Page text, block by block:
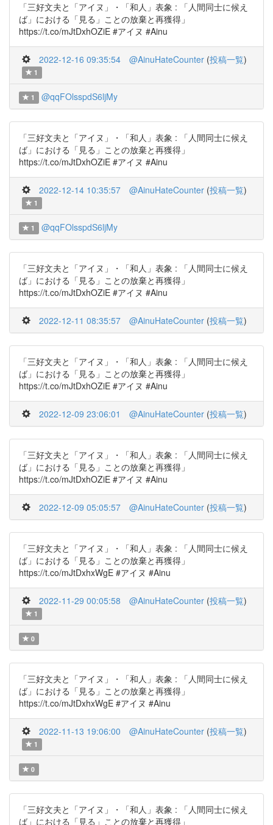
「三好文夫と「アイヌ」・「和人」表象 : 「人間同士に候え
ば」における「見る」ことの放棄と再獲得」
https://t.co/mJtDxhOZiE #アイヌ #Ainu
2022-12-16 09:35:54 @AinuHateCounter (投稿一覧)
1
1 @qqFOlsspdS6ljMy
「三好文夫と「アイヌ」・「和人」表象 : 「人間同士に候え
ば」における「見る」ことの放棄と再獲得」
https://t.co/mJtDxhOZiE #アイヌ #Ainu
2022-12-14 10:35:57 @AinuHateCounter (投稿一覧)
1
1 @qqFOlsspdS6ljMy
「三好文夫と「アイヌ」・「和人」表象 : 「人間同士に候え
ば」における「見る」ことの放棄と再獲得」
https://t.co/mJtDxhOZiE #アイヌ #Ainu
2022-12-11 08:35:57 @AinuHateCounter (投稿一覧)
「三好文夫と「アイヌ」・「和人」表象 : 「人間同士に候え
ば」における「見る」ことの放棄と再獲得」
https://t.co/mJtDxhOZiE #アイヌ #Ainu
2022-12-09 23:06:01 @AinuHateCounter (投稿一覧)
「三好文夫と「アイヌ」・「和人」表象 : 「人間同士に候え
ば」における「見る」ことの放棄と再獲得」
https://t.co/mJtDxhOZiE #アイヌ #Ainu
2022-12-09 05:05:57 @AinuHateCounter (投稿一覧)
「三好文夫と「アイヌ」・「和人」表象 : 「人間同士に候え
ば」における「見る」ことの放棄と再獲得」
https://t.co/mJtDxhxWgE #アイヌ #Ainu
2022-11-29 00:05:58 @AinuHateCounter (投稿一覧)
1
0
「三好文夫と「アイヌ」・「和人」表象 : 「人間同士に候え
ば」における「見る」ことの放棄と再獲得」
https://t.co/mJtDxhxWgE #アイヌ #Ainu
2022-11-13 19:06:00 @AinuHateCounter (投稿一覧)
1
0
「三好文夫と「アイヌ」・「和人」表象 : 「人間同士に候え
ば」における「見る」ことの放棄と再獲得」